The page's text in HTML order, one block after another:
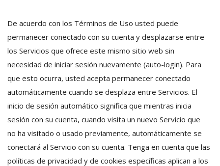
De acuerdo con los Términos de Uso usted puede
permanecer conectado con su cuenta y desplazarse entre
los Servicios que ofrece este mismo sitio web sin
necesidad de iniciar sesión nuevamente (auto-login). Para
que esto ocurra, usted acepta permanecer conectado
automáticamente cuando se desplaza entre Servicios. El
inicio de sesión automático significa que mientras inicia
sesión con su cuenta, cuando visita un nuevo Servicio que
no ha visitado o usado previamente, automáticamente se
conectará al Servicio con su cuenta. Tenga en cuenta que las
políticas de privacidad y de cookies específicas aplican a los